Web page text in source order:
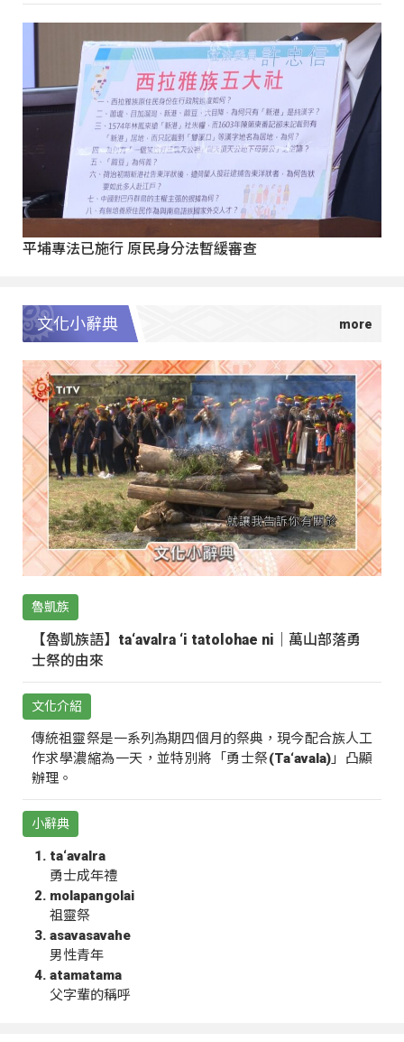
平埔專法已施行 原民身分法暫緩審查
文化小辭典
魯凱族
【魯凱族語】ta‘avalra ‘i tatolohae ni｜萬山部落勇
士祭的由來
文化介紹
傳統祖靈祭是一系列為期四個月的祭典，現今配合族人工
作求學濃縮為一天，並特別將「勇士祭(Ta‘avala)」凸顯
辦理。
小辭典
ta‘avalra
勇士成年禮
molapangolai
祖靈祭
asavasavahe
男性青年
atamatama
父字輩的稱呼